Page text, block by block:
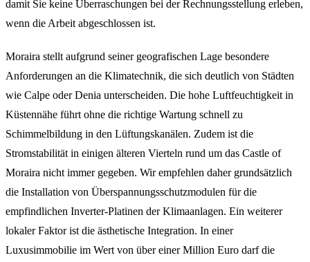
damit Sie keine Überraschungen bei der Rechnungsstellung erleben,
wenn die Arbeit abgeschlossen ist.
Moraira stellt aufgrund seiner geografischen Lage besondere
Anforderungen an die Klimatechnik, die sich deutlich von Städten
wie Calpe oder Denia unterscheiden. Die hohe Luftfeuchtigkeit in
Küstennähe führt ohne die richtige Wartung schnell zu
Schimmelbildung in den Lüftungskanälen. Zudem ist die
Stromstabilität in einigen älteren Vierteln rund um das Castle of
Moraira nicht immer gegeben. Wir empfehlen daher grundsätzlich
die Installation von Überspannungsschutzmodulen für die
empfindlichen Inverter-Platinen der Klimaanlagen. Ein weiterer
lokaler Faktor ist die ästhetische Integration. In einer
Luxusimmobilie im Wert von über einer Million Euro darf die